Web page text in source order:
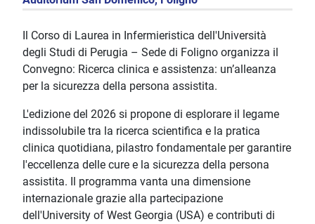
Il Corso di Laurea in Infermieristica dell'Università
degli Studi di Perugia – Sede di Foligno organizza il
Convegno: Ricerca clinica e assistenza: un’alleanza
per la sicurezza della persona assistita.
L'edizione del 2026 si propone di esplorare il legame
indissolubile tra la ricerca scientifica e la pratica
clinica quotidiana, pilastro fondamentale per garantire
l'eccellenza delle cure e la sicurezza della persona
assistita. Il programma vanta una dimensione
internazionale grazie alla partecipazione
dell'University of West Georgia (USA) e contributi di